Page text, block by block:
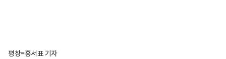
평창=홍서표 기자